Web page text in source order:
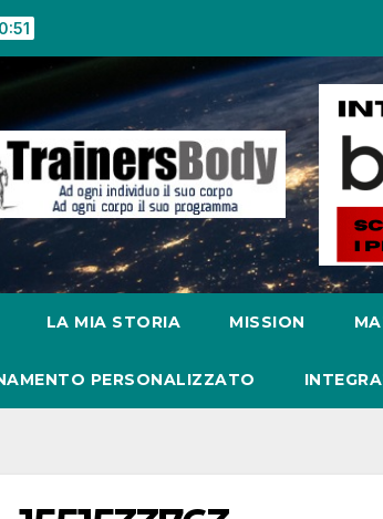
LA MIA STORIA MISSION
PERSONALIZZATO